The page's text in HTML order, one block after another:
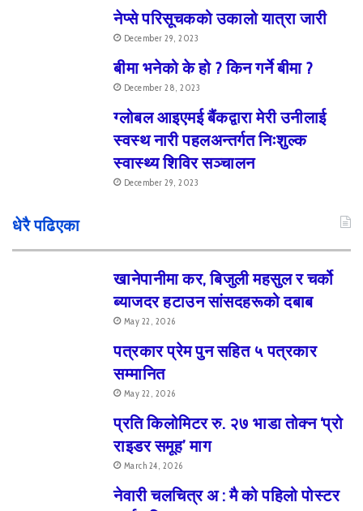
नेप्से परिसूचकको उकालो यात्रा जारी
December 29, 2023
बीमा भनेको के हो ? किन गर्ने बीमा ?
December 28, 2023
ग्लोबल आइएमई बैंकद्वारा मेरी उनीलाई
स्वस्थ नारी पहलअन्तर्गत निःशुल्क
स्वास्थ्य शिविर सञ्चालन
December 29, 2023
धेरै पढिएका
खानेपानीमा कर, बिजुली महसुल र चर्को
ब्याजदर हटाउन सांसदहरूको दबाब
May 22, 2026
पत्रकार प्रेम पुन सहित ५ पत्रकार
सम्मानित
May 22, 2026
प्रति किलोमिटर रु. २७ भाडा तोक्न ‘प्रो
राइडर समूह’ माग
March 24, 2026
नेवारी चलचित्र अ : मै को पहिलो पोस्टर